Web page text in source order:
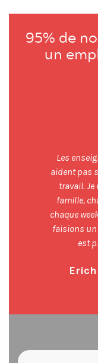
95% de
un
Les
aident pas
travail.
famille,
chaque
faisions un
est